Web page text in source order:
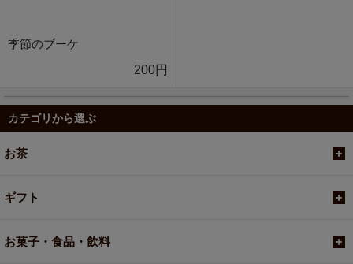
季節のブーケ
200円
カテゴリから選ぶ
お茶
ギフト
お菓子・食品・飲料